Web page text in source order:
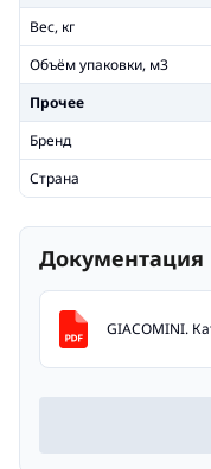
Вес, кг
Объём упаковки, м3
Прочее
Бренд
Страна
Документация
GIACOMINI.